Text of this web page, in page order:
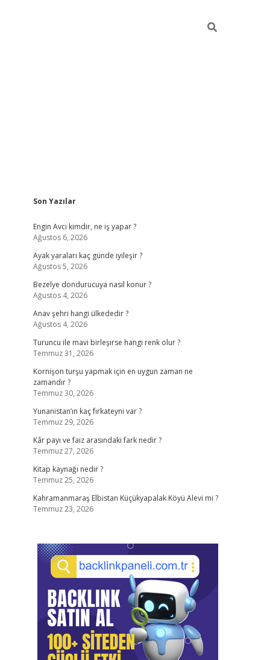
Sidebar
Son Yazılar
Engin Avcı kimdir, ne iş yapar ?
Ağustos 6, 2026
Ayak yaraları kaç günde iyileşir ?
Ağustos 5, 2026
Bezelye dondurucuya nasıl konur ?
Ağustos 4, 2026
Anav şehri hangi ülkededir ?
Ağustos 4, 2026
Turuncu ile mavi birleşirse hangi renk olur ?
Temmuz 31, 2026
Kornişon turşu yapmak için en uygun zaman ne
zamandır ?
Temmuz 30, 2026
Yunanistan’ın kaç fırkateyni var ?
Temmuz 29, 2026
Kâr payı ve faiz arasındaki fark nedir ?
Temmuz 27, 2026
Kitap kaynağı nedir ?
Temmuz 25, 2026
Kahramanmaraş Elbistan Küçükyapalak Köyü Alevi mi ?
Temmuz 23, 2026